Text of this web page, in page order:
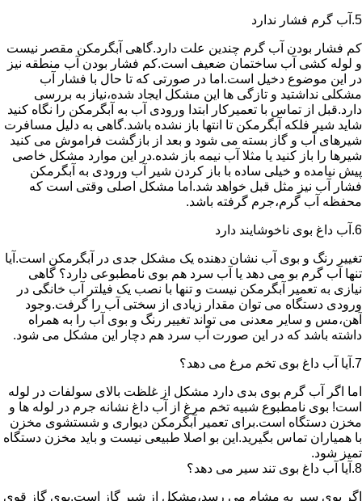
5.آب گرم فشار ندارد
کم فشار بودن آب گرم چندین علت دارد.گاهی آبگرمکن مقصر نیست
و لوله کشی آب ساختمان ضعیف است.کم فشار بودن آب منطقه نیز
در این موضوع دخیل است.اما در صورتی که تا حال با فشار آب
مشکلی نداشتید و تازگی ها این مشکل ایجاد شده،نیاز به بررسی
دارد.قبل از تماس با تعمیرکار ابتدا ورودی آب به آبگرمکن را نگاه کنید
شاید شیر فلکه آبگرمکن تا انتها باز نشده باشد.گاهی به دلیل مسافرت
شیرهای آب و گاز بسته می شود و بعد از بازگشت فراموش می کنید
شیرها را باز کنید یا مثلا آب نیمه باز شده.در این موارد مشکل خاصی
پیش نیامده و خیلی ساده با باز کردن شیر آب ورودی به آبگرمکن
فشار آب نیز مثل قبل خواهد شد.اما مشکل اصلی وقتی است که
محفظه آب گرم،جرم گرفته باشد.
6.آب داغ بوی ناخوشایند دارد
تغییر رنگ و بوی آب نشان دهنده یک مشکل جدی در آبگرمکن است.آیا
تنها آب گرم بو می دهد یا آب سرد هم بوی نامطبوعی دارد؟ گاهی
نیازی به تعمیر آبگرمکن نیست و تنها با نصب یک فیلتر آب خانگی در
ورودی دستگاه می توان مقدار زیادی از سختی آب را گرفت.وجود
آهن،مس و سایر معدنی می تواند تغییر رنگ و بوی آب را به همراه
داشته باشد که در این صورت آب سرد هم دچار این مشکل می شود.
7.آیا آب داغ بوی تخم مرغ می دهد؟
اما اگر آب گرم بوی بدی دارد مشکل از غلظت بالای سولفات در لوله
است! بوی نامطبوع شبیه تخم مرغ از آب داغ نشانه جرم در لوله ها و
مخزن دستگاه است.برای تعمیر آبگرمکن دیواری و شستشوی مخزن
با همیاران تماس بگیرید.این بو اصلا طبیعی نیست و باید مخزن دستگاه
تمیز شود.
8.آیا آب داغ بوی تند سیر می دهد؟
اگر بوی سیر به مشام می رسد،مشکل از شیر گاز است.بوی گاز قوی